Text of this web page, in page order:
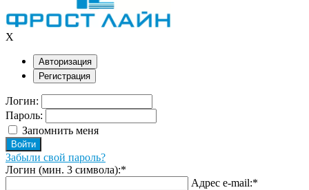
X
Авторизация
Регистрация
Логин:
Пароль:
Запомнить меня
Забыли свой пароль?
Логин (мин. 3 символа):*
Адрес e-mail:*